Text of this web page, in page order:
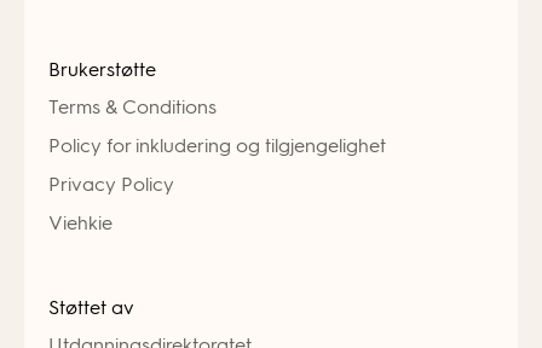
Brukerstøtte
Terms & Conditions
Policy for inkludering og tilgjengelighet
Privacy Policy
Viehkie
Støttet av